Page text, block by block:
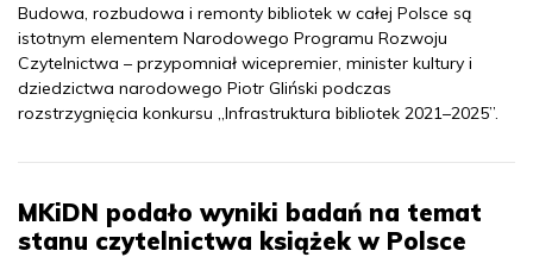
Budowa, rozbudowa i remonty bibliotek w całej Polsce są
istotnym elementem Narodowego Programu Rozwoju
Czytelnictwa – przypomniał wicepremier, minister kultury i
dziedzictwa narodowego Piotr Gliński podczas
rozstrzygnięcia konkursu „Infrastruktura bibliotek 2021–2025”.
MKiDN podało wyniki badań na temat
stanu czytelnictwa książek w Polsce